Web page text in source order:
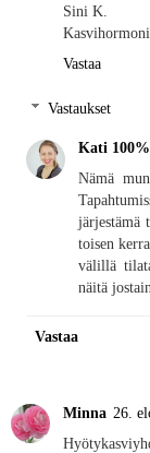
Sini K.
Vastaa
Vastaukset
Kati
Nämä
järjestämä
toisen
välillä
näitä
Vastaa
Minna 26.